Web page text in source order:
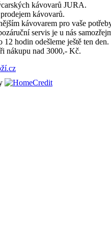
kávovarů JURA.
kávovarů.
kávovarem pro vaše
servis je u nás
hodin odešleme ještě ten den.
nákupu nad 3000,- Kč.